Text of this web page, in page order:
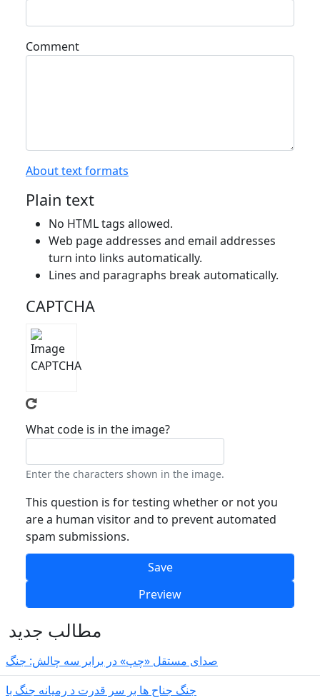
Comment
About text formats
Plain text
No HTML tags allowed.
Web page addresses and email addresses
turn into links automatically.
Lines and paragraphs break automatically.
CAPTCHA
What code is in the image?
Enter the characters shown in the image.
This question is for testing whether or not you
are a human visitor and to prevent automated
spam submissions.
مطالب جدید
صدای مستقل «چپ» در برابر سه چالش: جنگ
جنگ جناح ها بر سر قدرت د رمیانە جنگ با